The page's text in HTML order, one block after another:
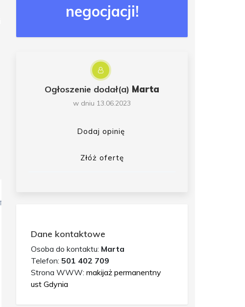
negocjacji!
Ogłoszenie dodał(a) Marta
w dniu 13.06.2023
Dodaj opinię
Złóż ofertę
Dane kontaktowe
Osoba do kontaktu: Marta
Telefon: 501 402 709
Strona WWW: makijaż permanentny
ust Gdynia